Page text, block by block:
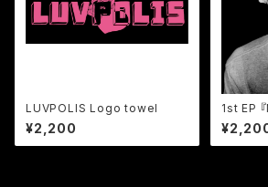
LUVPOLIS Logo towel
¥2,200
1st EP